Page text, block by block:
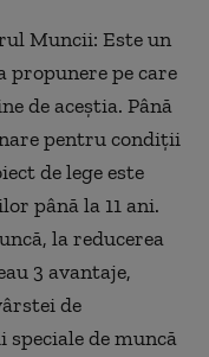
Muncii: Este un
propunere pe care
de aceștia. Până
pentru condiții
de lege este
până la 11 ani.
la reducerea
3 avantaje,
de
de muncă